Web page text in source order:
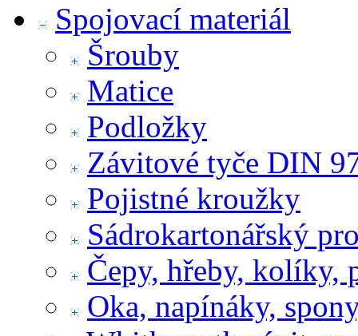
Spojovací materiál
Šrouby
Matice
Podložky
Závitové tyče DIN
Pojistné kroužky
Sádrokartonářský
Čepy, hřeby, kolíky,
Oka, napínáky,